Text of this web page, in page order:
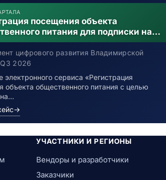
посещения объекта
питания для подписки на
о возможном контакте с
новой коронавирусной
цифрового развития Владимирской
Q3 2026
электронного сервиса «Регистрация
объекта общественного питания с целью
→
УЧАСТНИКИ И РЕГИОНЫ
Вендоры и разработчики
Заказчики